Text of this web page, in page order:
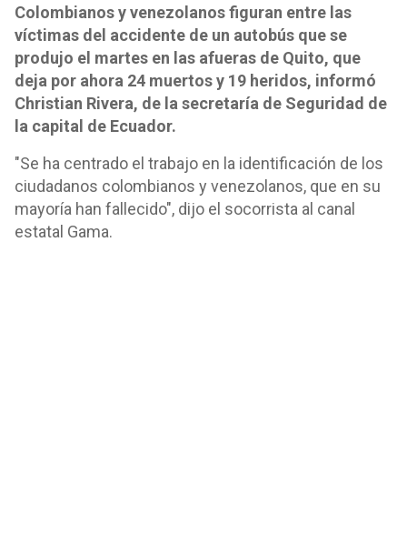
Colombianos y venezolanos figuran entre las
víctimas del accidente de un autobús que se
produjo el martes en las afueras de Quito, que
deja por ahora 24 muertos y 19 heridos, informó
Christian Rivera, de la secretaría de Seguridad de
la capital de Ecuador.
"Se ha centrado el trabajo en la identificación de los
ciudadanos colombianos y venezolanos, que en su
mayoría han fallecido", dijo el socorrista al canal
estatal Gama.